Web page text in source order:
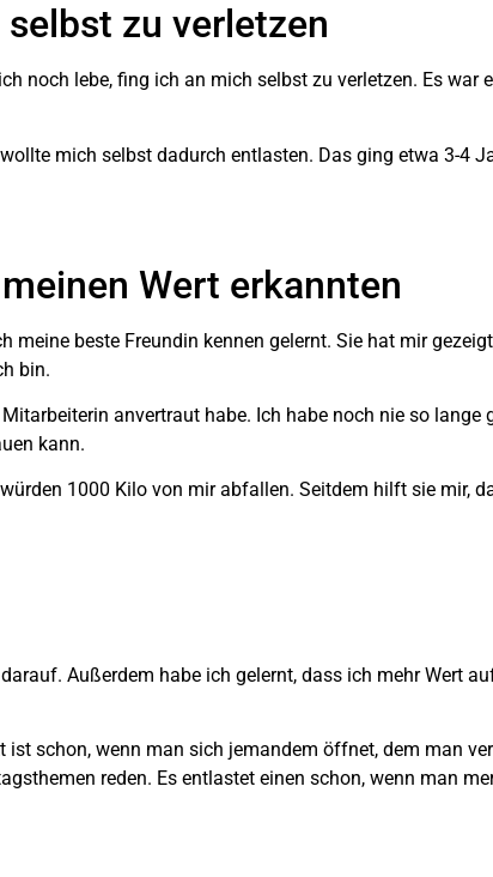
zu verletzen
noch lebe, fing ich an mich selbst zu verletzen. Es war
mich selbst dadurch entlasten. Das ging etwa 3-4
Wert erkannten
beste Freundin kennen gelernt. Sie hat mir
bin.
anvertraut habe. Ich habe noch nie so lange
kann.
1000 Kilo von mir abfallen. Seitdem hilft sie mir,
Außerdem habe ich gelernt, dass ich mehr Wert
schon, wenn man sich jemandem öffnet, dem man
reden. Es entlastet einen schon, wenn man